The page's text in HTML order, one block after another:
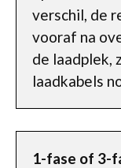
verschil, de
vooraf na
de laadplek,
laadkabels
1-fase of 3-